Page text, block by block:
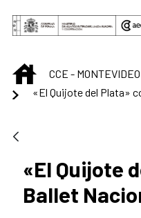
Saltar al contenido
INICIOCCE - MONTEVIDEO
«El Quijote
Ballet